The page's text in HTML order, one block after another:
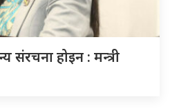
संरचना होइन : मन्त्री